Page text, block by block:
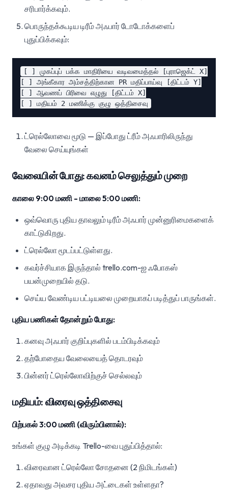
சரிபார்க்கவும்.
பொருந்தக்கூடிய டிரீம் அஃபார் டோடோக்களைப்
புதுப்பிக்கவும்:
[ ] முகப்புப் பக்க மாதிரியை வடிவமைத்தல் [புராஜெக்ட் X]
[ ] அங்கீகார அம்சத்திற்கான PR மதிப்பாய்வு [திட்டம் Y]
[ ] ஆவணப் பிரிவை எழுது [திட்டம் X]
ட்ரெல்லோவை மூடு — இப்போது ட்ரீம் அஃபாரிலிருந்து
வேலை செய்யுங்கள்
வேலையின் போது: கவனம் செலுத்தும் முறை
காலை 9:00 மணி - மாலை 5:00 மணி:
ஒவ்வொரு புதிய தாவலும் டிரீம் அஃபார் முன்னுரிமைகளைக்
காட்டுகிறது.
ட்ரெல்லோ மூடப்பட்டுள்ளது.
கவர்ச்சியாக இருந்தால் trello.com-ஐ ஃபோகஸ்
பயன்முறையில் தடு.
செய்ய வேண்டிய பட்டியலை முறையாகப் படித்துப் பாருங்கள்.
புதிய பணிகள் தோன்றும் போது:
கனவு அஃபார் குறிப்புகளில் படம்பிடிக்கவும்
தற்போதைய வேலையைத் தொடரவும்
பின்னர் ட்ரெல்லோவிற்குச் செல்லவும்
மதியம்: விரைவு ஒத்திசைவு
பிற்பகல் 3:00 மணி (விரும்பினால்):
உங்கள் குழு அடிக்கடி Trello-வை புதுப்பித்தால்:
விரைவான ட்ரெல்லோ சோதனை (2 நிமிடங்கள்)
ஏதாவது அவசர புதிய அட்டைகள் உள்ளதா?